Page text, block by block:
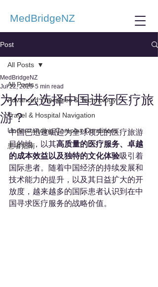
MedBridgeNZ
Post
All Posts
Advanced Therapies & Technology
Travel & Hospital Navigation
Understanding Complex Conditions
患者指南
All Posts
为什么选择中国进行医疗旅
游？
MedBridgeNZ
Jul 22, 2025 5 min read
中国已迅速崛起为全球领先的医疗旅游
目的地，以其高质量的医疗服务、卓越
的成本效益以及独特的文化体验吸引着
国际患者。随着中国经济的持续发展和
技术能力的提升，以及其日益扩大的开
放度，越来越多的国际患者认识到在中
国寻求医疗服务的战略价值。